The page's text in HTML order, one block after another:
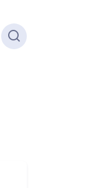
Recherche